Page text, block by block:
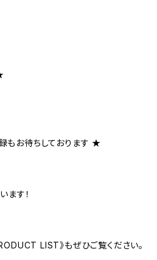
もお待ちしております ★
ます！
LIST》もぜひご覧ください。